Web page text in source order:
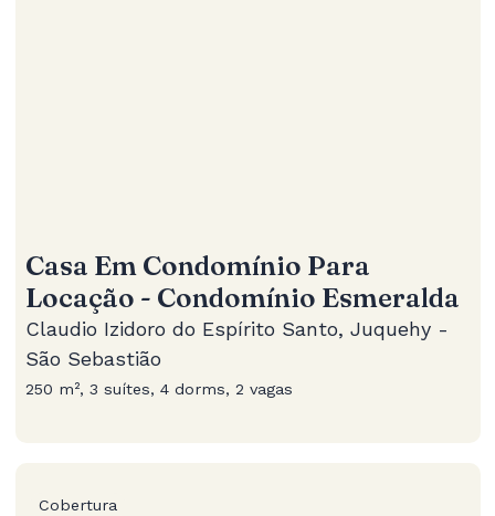
Casa Em Condomínio Para
Locação - Condomínio Esmeralda
Claudio Izidoro do Espírito Santo, Juquehy -
São Sebastião
250 m², 3 suítes, 4 dorms, 2 vagas
Cobertura